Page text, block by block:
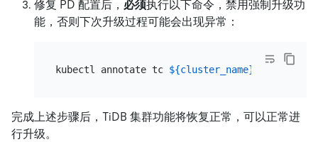
修复 PD 配置后， 必须执行以下命令，禁用强制升级功
能，否则下次升级过程可能会出现异常：
kubectl annotate tc ${cluster_name}
完成上述步骤后，TiDB 集群功能将恢复正常，可以正常进
行升级。